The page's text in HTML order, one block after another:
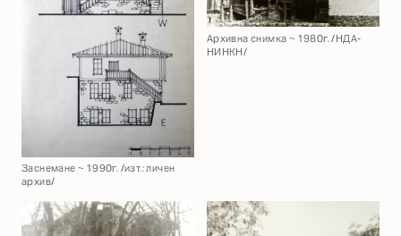
Заснемане ~ 1990г. /изт.: личен
архив/
Архивна снимка ~ 1980г. /НДА-
НИНКН/